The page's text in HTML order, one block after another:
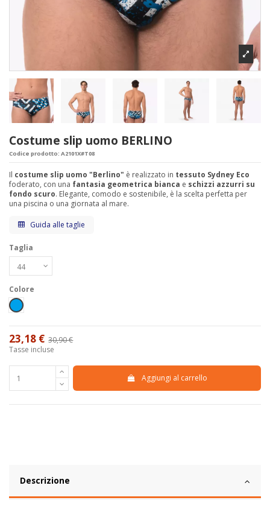
Costume slip uomo BERLINO
Codice prodotto: A2101X#T08
Il costume slip uomo "Berlino" è realizzato in tessuto Sydney Eco
foderato, con una fantasia geometrica bianca e schizzi azzurri su
fondo scuro. Elegante, comodo e sostenibile, è la scelta perfetta per
una piscina o una giornata al mare.
Guida alle taglie
Taglia
Colore
Azzurro
23,18 € 30,90 €
Tasse incluse
Aggiungi al carrello
Descrizione